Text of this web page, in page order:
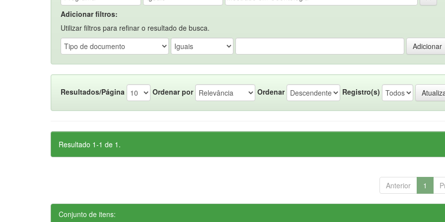
Adicionar filtros:
Utilizar filtros para refinar o resultado de busca.
Resultados/Página Ordenar por Ordenar Registro(s)
Resultado 1-1 de 1.
Anterior 1
Conjunto de itens: